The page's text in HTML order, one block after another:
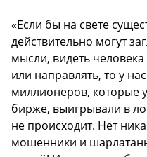
«Если бы на свете
действительно могут
мысли, видеть
или направлять, то у
миллионеров, которые
бирже, выигрывали в
не происходит. Нет
мошенники и